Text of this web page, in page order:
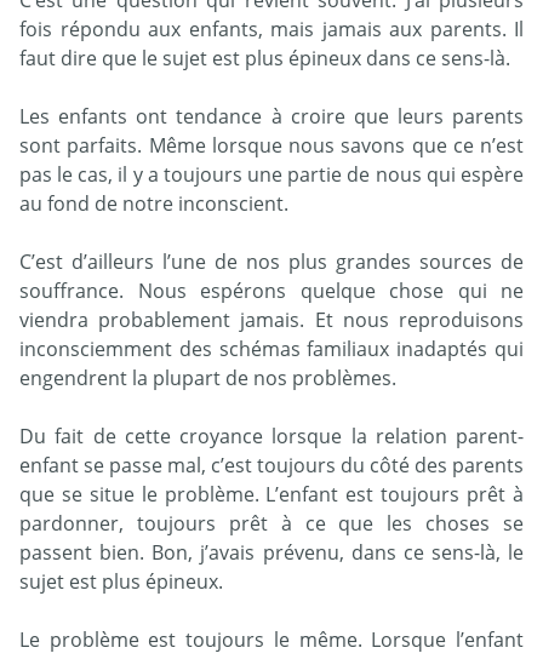
fois répondu aux enfants, mais jamais aux parents. Il
faut dire que le sujet est plus épineux dans ce sens-là.
Les enfants ont tendance à croire que leurs parents
sont parfaits. Même lorsque nous savons que ce n’est
pas le cas, il y a toujours une partie de nous qui espère
au fond de notre inconscient.
C’est d’ailleurs l’une de nos plus grandes sources de
souffrance. Nous espérons quelque chose qui ne
viendra probablement jamais. Et nous reproduisons
inconsciemment des schémas familiaux inadaptés qui
engendrent la plupart de nos problèmes.
Du fait de cette croyance lorsque la relation parent-
enfant se passe mal, c’est toujours du côté des parents
que se situe le problème. L’enfant est toujours prêt à
pardonner, toujours prêt à ce que les choses se
passent bien. Bon, j’avais prévenu, dans ce sens-là, le
sujet est plus épineux.
Le problème est toujours le même. Lorsque l’enfant